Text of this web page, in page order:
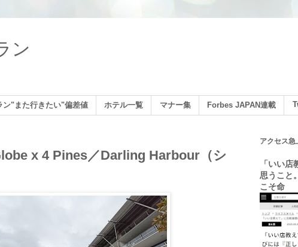
ン
ン"また行きたい"偏差値 ホテル一覧 マナー集 Forbes JAPAN連載
x 4 Pines／Darling Harbour（シ
アクセス急
「いい
思うこと
こそ命